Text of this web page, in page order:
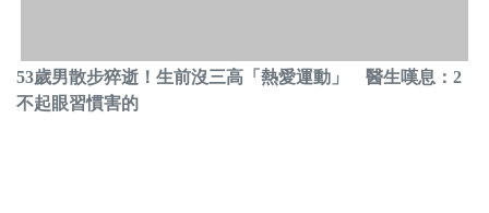
53歲男散步猝逝！生前沒三高「熱愛運動」 醫生嘆息：2
不起眼習慣害的